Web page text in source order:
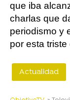
que iba
charlas que
periodismo y
por esta
Actualidad